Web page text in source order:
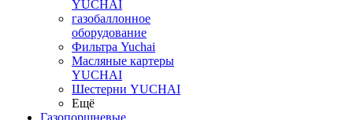
YUCHAI
газобаллонное
оборудование
Фильтра Yuchai
Масляные картеры
YUCHAI
Шестерни YUCHAI
Ещё
Газопоршневые